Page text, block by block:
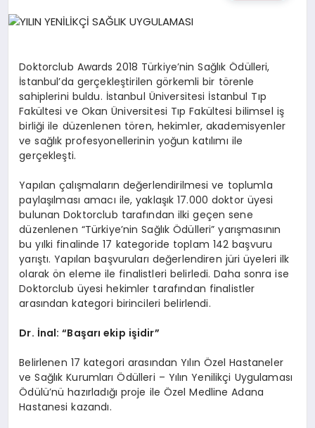
NURHAK
Doktorclub Awards 2018 Türkiye’nin Sağlık Ödülleri,
İstanbul’da gerçekleştirilen görkemli bir törenle
sahiplerini buldu. İstanbul Üniversitesi İstanbul Tıp
Fakültesi ve Okan Üniversitesi Tıp Fakültesi bilimsel iş
birliği ile düzenlenen tören, hekimler, akademisyenler
ve sağlık profesyonellerinin yoğun katılımı ile
gerçekleşti.
Yapılan çalışmaların değerlendirilmesi ve toplumla
paylaşılması amacı ile, yaklaşık 17.000 doktor üyesi
bulunan Doktorclub tarafından ilki geçen sene
düzenlenen “Türkiye’nin Sağlık Ödülleri” yarışmasının
bu yılki finalinde 17 kategoride toplam 142 başvuru
yarıştı. Yapılan başvuruları değerlendiren jüri üyeleri ilk
olarak ön eleme ile finalistleri belirledi. Daha sonra ise
Doktorclub üyesi hekimler tarafından finalistler
arasından kategori birincileri belirlendi.
Dr. İnal: “Başarı ekip işidir”
Belirlenen 17 kategori arasından Yılın Özel Hastaneler
ve Sağlık Kurumları Ödülleri – Yılın Yenilikçi Uygulaması
Ödülü’nü hazırladığı proje ile Özel Medline Adana
Hastanesi kazandı.